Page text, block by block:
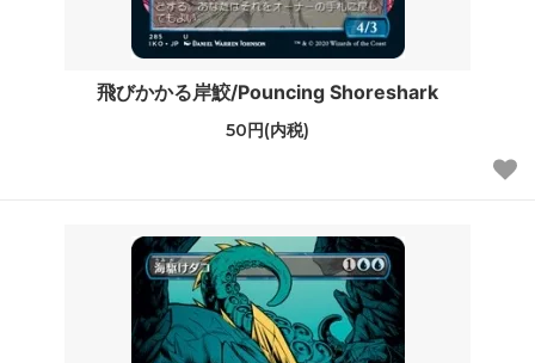
飛びかかる岸鮫/Pouncing Shoreshark
50円(内税)